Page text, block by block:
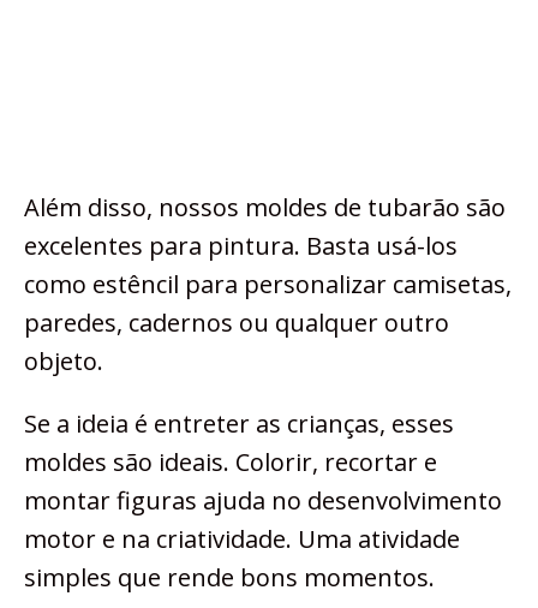
Além disso, nossos moldes de tubarão são
excelentes para pintura. Basta usá-los
como estêncil para personalizar camisetas,
paredes, cadernos ou qualquer outro
objeto.
Se a ideia é entreter as crianças, esses
moldes são ideais. Colorir, recortar e
montar figuras ajuda no desenvolvimento
motor e na criatividade. Uma atividade
simples que rende bons momentos.